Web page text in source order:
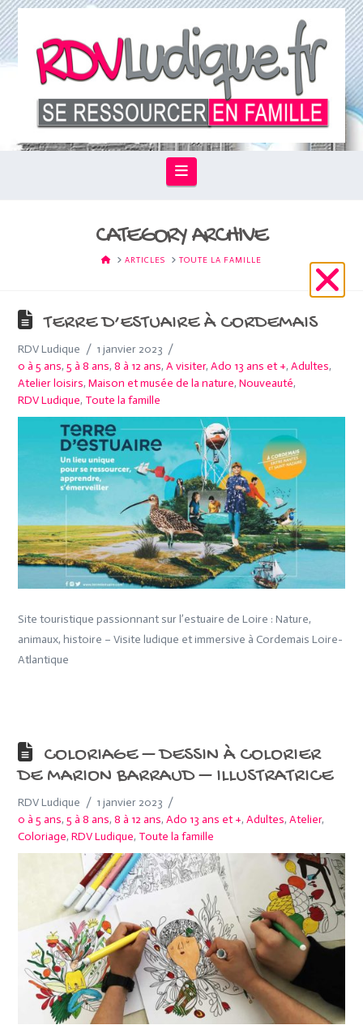
Navigation
CATEGORY ARCHIVE
HOMEARTICLES TOUTE LA FAMILLE
TERRE D’ESTUAIRE À CORDEMAIS
RDV Ludique
1 janvier 2023
0 à 5 ans,5 à 8 ans,8 à 12 ans,A visiter,Ado 13 ans et +,Adultes,
Atelier loisirs,Maison et musée de la nature,Nouveauté,
RDV Ludique, Toute la famille
Site touristique passionnant sur l’estuaire de Loire : Nature,
animaux, histoire – Visite ludique et immersive à Cordemais Loire-
Atlantique
COLORIAGE – DESSIN À COLORIER
DE MARION BARRAUD – ILLUSTRATRICE
RDV Ludique
1 janvier 2023
0 à 5 ans,5 à 8 ans,8 à 12 ans,Ado 13 ans et +,Adultes,Atelier,
Coloriage,RDV Ludique, Toute la famille